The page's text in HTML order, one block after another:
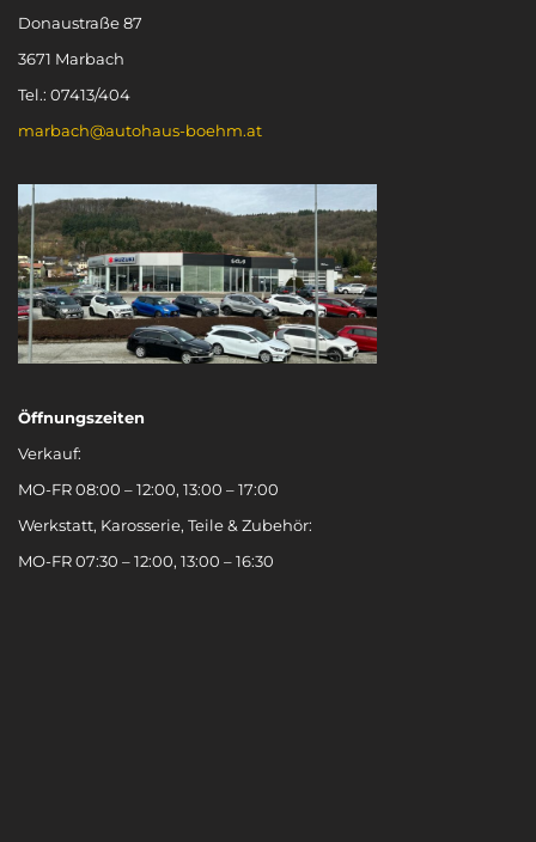
Donaustraße 87
3671 Marbach
Tel.: 07413/404
marbach@autohaus-boehm.at
Öffnungszeiten
Verkauf:
MO-FR 08:00 – 12:00, 13:00 – 17:00
Werkstatt, Karosserie, Teile & Zubehör:
MO-FR 07:30 – 12:00, 13:00 – 16:30